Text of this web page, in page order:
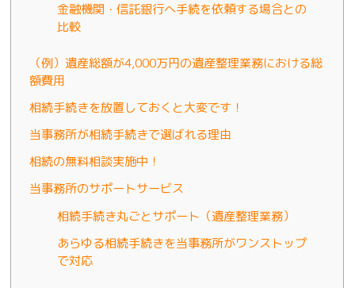
金融機関・信託銀行へ手続を依頼する場合との
比較
（例）遺産総額が4,000万円の遺産整理業務における総
額費用
相続手続きを放置しておくと大変です！
当事務所が相続手続きで選ばれる理由
相続の無料相談実施中！
当事務所のサポートサービス
相続手続き丸ごとサポート（遺産整理業務）
あらゆる相続手続きを当事務所がワンストップ
で対応